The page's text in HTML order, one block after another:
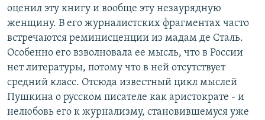
оценил эту книгу и вообще эту незаурядную
женщину. В его журналистских фрагментах часто
встречаются реминисценции из мадам де Сталь.
Особенно его взволновала ее мысль, что в России
нет литературы, потому что в ней отсутствует
средний класс. Отсюда известный цикл мыслей
Пушкина о русском писателе как аристократе - и
нелюбовь его к журнализму, становившемуся уже